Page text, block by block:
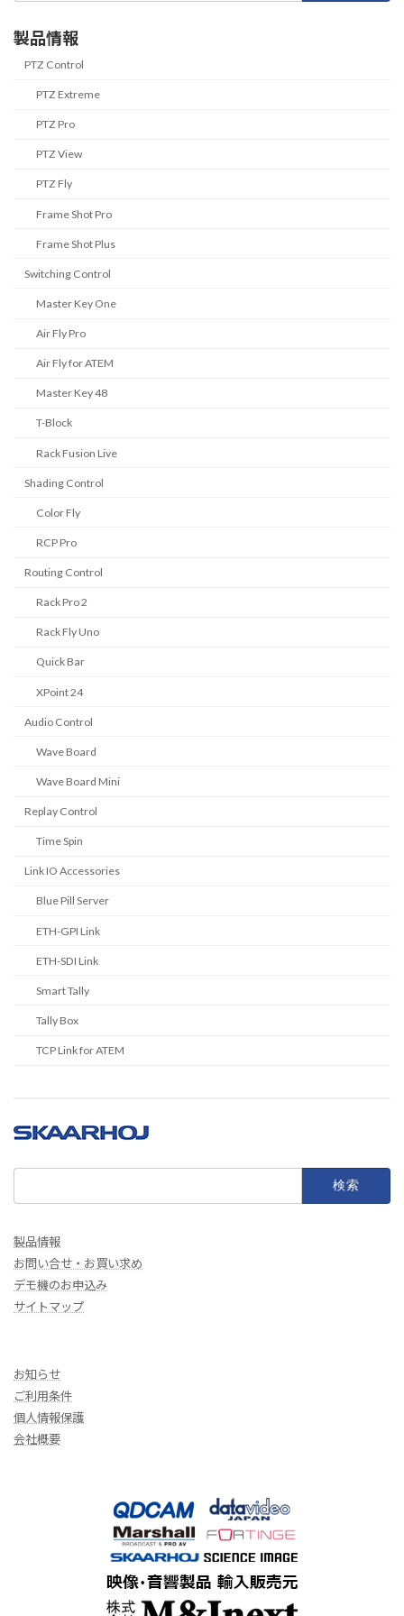
製品情報
PTZ Control
PTZ Extreme
PTZ Pro
PTZ View
PTZ Fly
Frame Shot Pro
Frame Shot Plus
Switching Control
Master Key One
Air Fly Pro
Air Fly for ATEM
Master Key 48
T-Block
Rack Fusion Live
Shading Control
Color Fly
RCP Pro
Routing Control
Rack Pro 2
Rack Fly Uno
Quick Bar
XPoint 24
Audio Control
Wave Board
Wave Board Mini
Replay Control
Time Spin
Link IO Accessories
Blue Pill Server
ETH-GPI Link
ETH-SDI Link
Smart Tally
Tally Box
TCP Link for ATEM
製品情報
お問い合せ・お買い求め
デモ機のお申込み
サイトマップ
お知らせ
ご利用条件
個人情報保護
会社概要